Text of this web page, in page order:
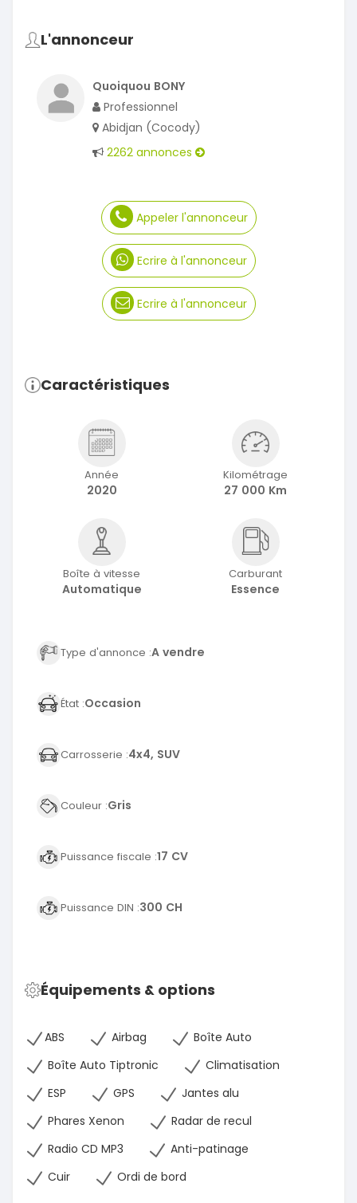
L'annonceur
Quoiquou BONY
Professionnel
Abidjan (Cocody)
2262 annonces
Appeler l'annonceur
Ecrire à l'annonceur
Ecrire à l'annonceur
Caractéristiques
Année
2020
Kilométrage
27 000 Km
Boîte à vitesse
Automatique
Carburant
Essence
Type d'annonce :A vendre
État :Occasion
Carrosserie :4x4, SUV
Couleur :Gris
Puissance fiscale :17 CV
Puissance DIN :300 CH
Équipements & options
ABS Airbag
Boîte Auto
Boîte Auto Tiptronic
Climatisation
ESP
GPS
Jantes alu
Phares Xenon
Radar de recul
Radio CD MP3
Anti-patinage
Cuir
Ordi de bord